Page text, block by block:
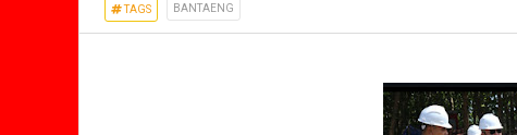
TAGS BANTAENG